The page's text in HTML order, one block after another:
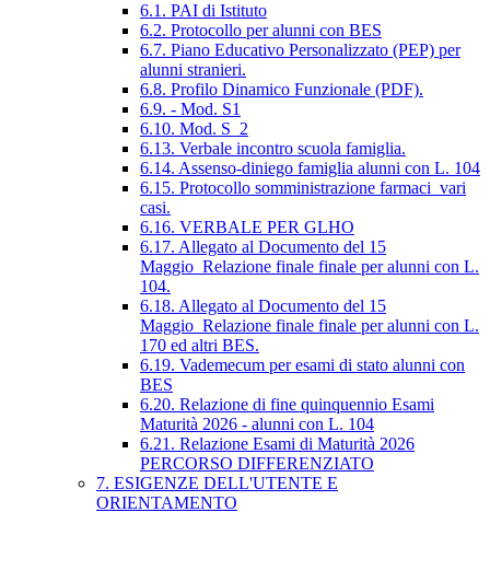
6.1. PAI di Istituto
6.2. Protocollo per alunni con BES
6.7. Piano Educativo Personalizzato (PEP) per
alunni stranieri.
6.8. Profilo Dinamico Funzionale (PDF).
6.9. - Mod. S1
6.10. Mod. S_2
6.13. Verbale incontro scuola famiglia.
6.14. Assenso-diniego famiglia alunni con L. 104
6.15. Protocollo somministrazione farmaci_vari
casi.
6.16. VERBALE PER GLHO
6.17. Allegato al Documento del 15
Maggio_Relazione finale finale per alunni con L.
104.
6.18. Allegato al Documento del 15
Maggio_Relazione finale finale per alunni con L.
170 ed altri BES.
6.19. Vademecum per esami di stato alunni con
BES
6.20. Relazione di fine quinquennio Esami
Maturità 2026 - alunni con L. 104
6.21. Relazione Esami di Maturità 2026
PERCORSO DIFFERENZIATO
7. ESIGENZE DELL'UTENTE E
ORIENTAMENTO